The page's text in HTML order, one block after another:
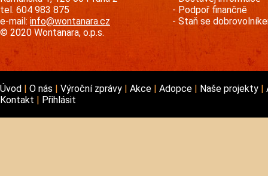
tel. 604 983 875
e-mail: info@wontanara.cz
© 2020 Wontanara, o.p.s.
Podpoř finančně
Staň se
Úvod O nás Výroční zprávy Akce Adopce Naše projekty
Kontakt
Přihlásit